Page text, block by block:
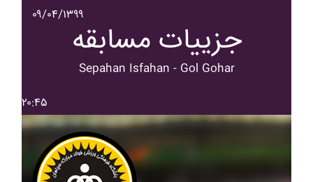
۰۹/۰۴/۱۳۹۹
جزییات مسابقه
Sepahan Isfahan - Gol Gohar
۲۰:۴۵